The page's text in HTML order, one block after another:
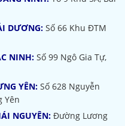
DƯƠNG: Số 66 Khu ĐTM
NINH: Số 99 Ngô Gia Tự,
YÊN: Số 628 Nguyễn
Yên
NGUYÊN: Đường Lương